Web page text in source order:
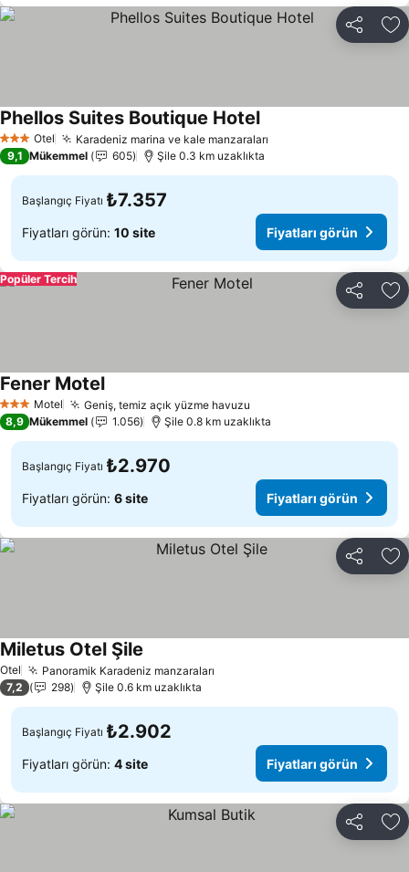
Paylaş
3 YıldızOtel Karadeniz marina ve kale manzaraları
Phellos Suites Boutique Hotel
9,1 Mükemmel 605 Şile 0.3 km uzaklıkta
Başlangıç Fiyatı ₺7.357
Fiyatları görün: 10 site Fiyatları görün
Paylaş
Popüler Tercih
3 YıldızMotel Geniş, temiz açık yüzme havuzu
Fener Motel
8,9 Mükemmel 1.056 Şile 0.8 km uzaklıkta
Başlangıç Fiyatı ₺2.970
Fiyatları görün: 6 site Fiyatları görün
Paylaş
Otel Panoramik Karadeniz manzaraları
Miletus Otel Şile
7,2 298 Şile 0.6 km uzaklıkta
Başlangıç Fiyatı ₺2.902
Fiyatları görün: 4 site Fiyatları görün
Paylaş